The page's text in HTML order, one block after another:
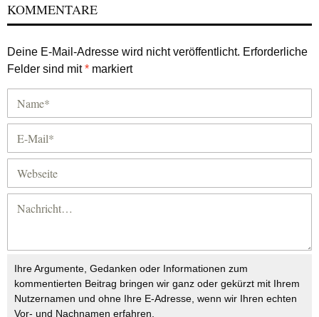
KOMMENTARE
Deine E-Mail-Adresse wird nicht veröffentlicht. Erforderliche
Felder sind mit* markiert
Ihre Argumente, Gedanken oder Informationen zum
kommentierten Beitrag bringen wir ganz oder gekürzt mit Ihrem
Nutzernamen und ohne Ihre E-Adresse, wenn wir Ihren echten
Vor- und Nachnamen erfahren.